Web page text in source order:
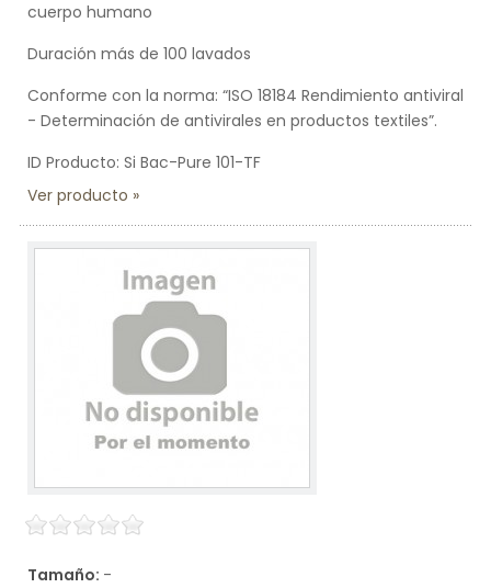
cuerpo humano
Duración más de 100 lavados
Conforme con la norma: “ISO 18184 Rendimiento antiviral
- Determinación de antivirales en productos textiles”.
ID Producto: Si Bac-Pure 101-TF
Ver producto
Tamaño: -